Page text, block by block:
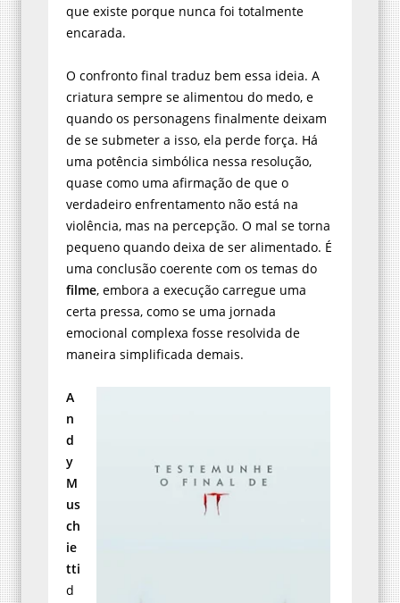
que existe porque nunca foi totalmente
encarada.
O confronto final traduz bem essa ideia. A
criatura sempre se alimentou do medo, e
quando os personagens finalmente deixam
de se submeter a isso, ela perde força. Há
uma potência simbólica nessa resolução,
quase como uma afirmação de que o
verdadeiro enfrentamento não está na
violência, mas na percepção. O mal se torna
pequeno quando deixa de ser alimentado. É
uma conclusão coerente com os temas do
filme, embora a execução carregue uma
certa pressa, como se uma jornada
emocional complexa fosse resolvida de
maneira simplificada demais.
A
n
d
y
M
us
ch
ie
tti
d